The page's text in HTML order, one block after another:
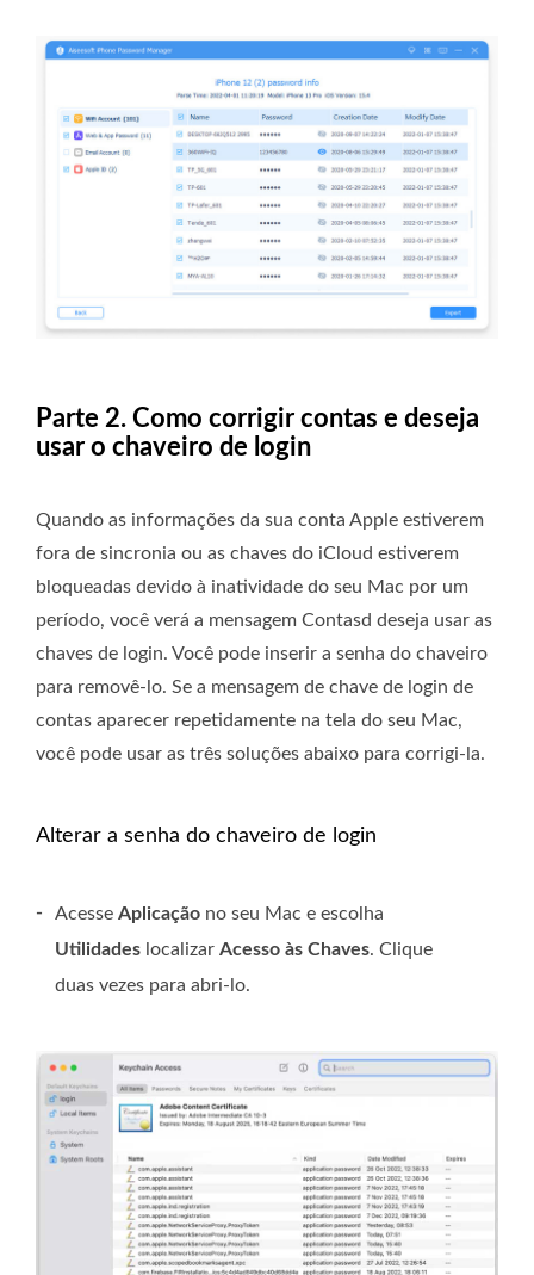
Parte 2. Como corrigir contas e deseja
usar o chaveiro de login
Quando as informações da sua conta Apple estiverem
fora de sincronia ou as chaves do iCloud estiverem
bloqueadas devido à inatividade do seu Mac por um
período, você verá a mensagem Contasd deseja usar as
chaves de login. Você pode inserir a senha do chaveiro
para removê-lo. Se a mensagem de chave de login de
contas aparecer repetidamente na tela do seu Mac,
você pode usar as três soluções abaixo para corrigi-la.
Alterar a senha do chaveiro de login
- Acesse Aplicação no seu Mac e escolha
Utilidades localizar Acesso às Chaves. Clique
duas vezes para abri-lo.